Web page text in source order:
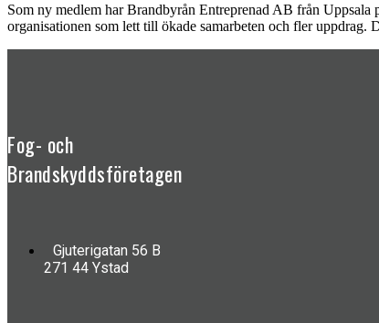
Som ny medlem har Brandbyrån Entreprenad AB från
organisationen som lett till ökade samarbeten och fler
Fog- och
Brandskyddsföretagen
Gjuterigatan 56 B
271 44 Ystad